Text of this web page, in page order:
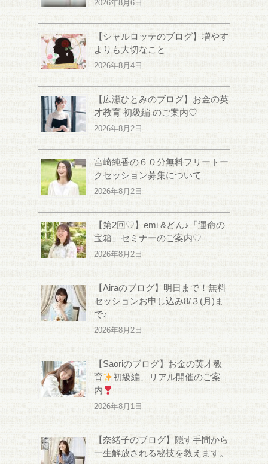
2026年8月6日
【シャルロッテのブログ】増やす
よりも大切なこと
2026年8月4日
【広瀬ひとみのブログ】お金の英
才教育 初級編 のご案内♡
2026年8月2日
宮崎純香の６０分無料フリートー
クセッション募集について
2026年8月2日
【第2回♡】emi &どん♪「運命の
宝箱」セミナーのご案内♡
2026年8月2日
【Airaのブログ】明日まで！無料
セッションお申し込み8/３(月)ま
で♪
2026年8月2日
【Saoriのブログ】お金の英才教
育
初級編、リアル開催のご案
内
2026年8月1日
【奈緒子のブログ】隠す手間から
一生解放される秘技を教えます。